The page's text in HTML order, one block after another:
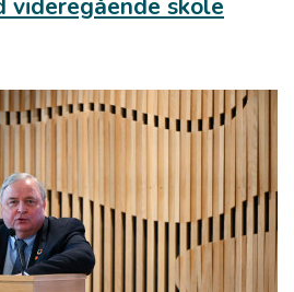
videregående skole